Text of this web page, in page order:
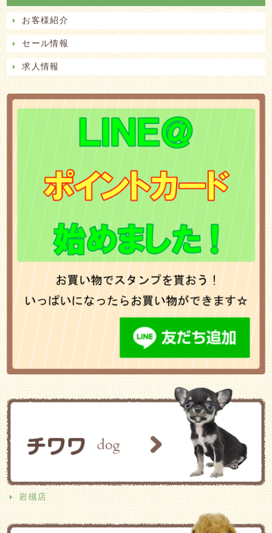
お客様紹介
セール情報
求人情報
岩槻店